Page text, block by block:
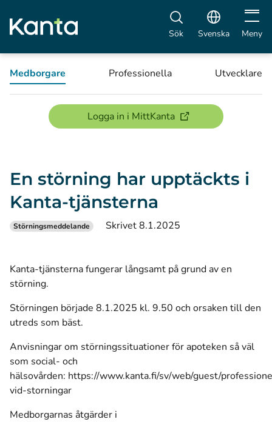
Sök Svenska Öppna
Meny
Medborgare Professionella Utvecklare
Logga in i MittKanta(öppnas i ett nytt
En störning har upptäckts i
Kanta-tjänsterna
Störningsmeddelande Skrivet 8.1.2025
Kanta-tjänsterna fungerar långsamt på grund av en
störning.
Störningen började 8.1.2025 kl. 9.50 och orsaken till den
utreds som bäst.
Anvisningar om störningssituationer för apoteken så väl
som social- och
hälsovården: https://www.kanta.fi/sv/web/guest/
vid-storningar
Medborgarnas åtgärder i